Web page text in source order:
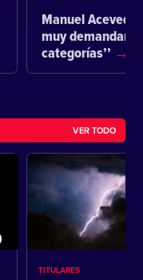
Manuel
muy
categorías’’
VER TODO
TITULARES